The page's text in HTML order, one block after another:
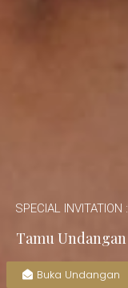
SPECIAL INVITATION :
Tamu Undangan
Buka Undangan